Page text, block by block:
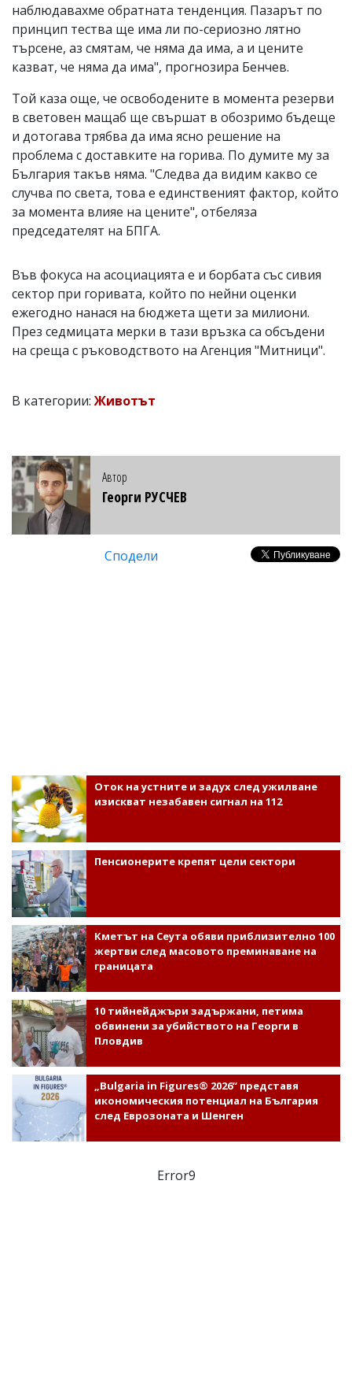
наблюдавахме обратната тенденция. Пазарът по
принцип тества ще има ли по-сериозно лятно
търсене, аз смятам, че няма да има, а и цените
казват, че няма да има", прогнозира Бенчев.
Той каза още, че освободените в момента резерви
в световен мащаб ще свършат в обозримо бъдеще
и дотогава трябва да има ясно решение на
проблема с доставките на горива. По думите му за
България такъв няма. "Следва да видим какво се
случва по света, това е единственият фактор, който
за момента влияе на цените", отбеляза
председателят на БПГА.
Във фокуса на асоциацията е и борбата със сивия
сектор при горивата, който по нейни оценки
ежегодно нанася на бюджета щети за милиони.
През седмицата мерки в тази връзка са обсъдени
на среща с ръководството на Агенция "Митници".
В категории:Животът
Автор
Георги РУСЧЕВ
Сподели
Оток на устните и задух след ужилване
изискват незабавен сигнал на 112
Пенсионерите крепят цели сектори
Кметът на Сеута обяви приблизително 100
жертви след масовото преминаване на
границата
10 тийнейджъри задържани, петима
обвинени за убийството на Георги в
Пловдив
„Bulgaria in Figures® 2026“ представя
икономическия потенциал на България
след Еврозоната и Шенген
Error9